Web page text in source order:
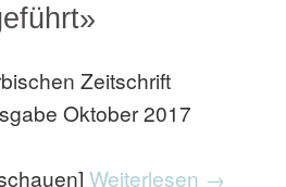
Zeitschrift
Oktober 2017
Weiterlesen →